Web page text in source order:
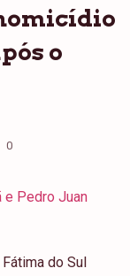
o
0
e Pedro Juan
do Sul